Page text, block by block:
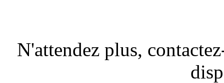
N'attendez plus,